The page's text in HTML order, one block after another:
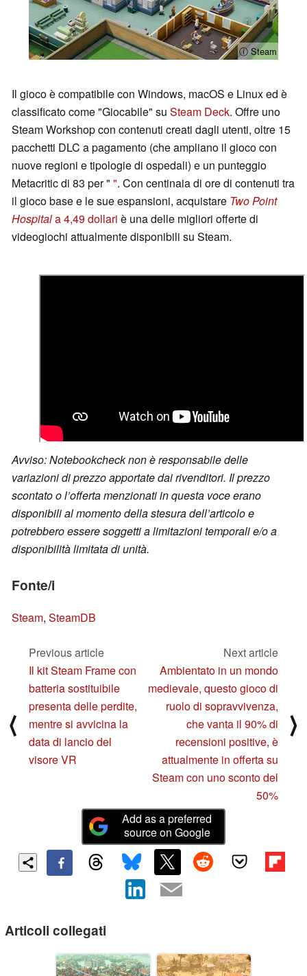
ⓘ Steam
Il gioco è compatibile con Windows, macOS e Linux ed è
classificato come "Giocabile" su Steam Deck. Offre uno
Steam Workshop con contenuti creati dagli utenti, oltre 15
pacchetti DLC a pagamento (che ampliano il gioco con
nuove regioni e tipologie di ospedali) e un punteggio
Metacritic di 83 per " ". Con centinaia di ore di contenuti tra
il gioco base e le sue espansioni, acquistare Two Point
Hospitala 4,49 dollari è una delle migliori offerte di
videogiochi attualmente disponibili su Steam.
Avviso: Notebookcheck non è responsabile delle
variazioni di prezzo apportate dai rivenditori. Il prezzo
scontato o l’offerta menzionati in questa voce erano
disponibili al momento della stesura dell’articolo e
potrebbero essere soggetti a limitazioni temporali e/o a
disponibilità limitata di unità.
Fonte/i
Steam, SteamDB
⟨
Previous article
Il kit Steam Frame con
batteria sostituibile
presenta delle perdite,
mentre si avvicina la
data di lancio del
visore VR
Next article
Ambientato in un mondo
medievale, questo gioco di
ruolo di sopravvivenza,
che vanta il 90% di
recensioni positive, è
attualmente in offerta su
Steam con uno sconto del
50%
⟩
Add as a preferred
source on Google
Articoli collegati